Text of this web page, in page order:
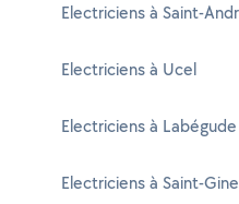
Electriciens à Saint-
Electriciens à Ucel
Electriciens à Labégude
Electriciens à Saint-